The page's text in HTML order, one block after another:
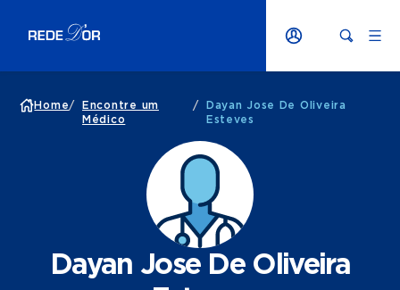
Home/
Encontre um
Médico
/
Dayan Jose De Oliveira
Esteves
Dayan Jose De Oliveira